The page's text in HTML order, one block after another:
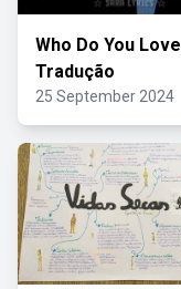
Who Do You Love
Tradução
25 September 2024